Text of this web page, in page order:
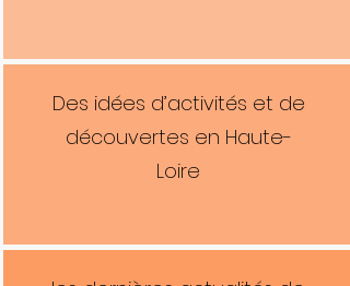
Des idées d’activités et de
découvertes en Haute-
Loire